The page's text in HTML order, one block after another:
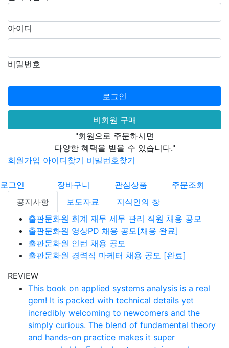
아이디
비밀번호
로그인
비회원 구매
"회원으로 주문하시면
다양한 혜택을 받을 수 있습니다."
회원가입 아이디찾기 비밀번호찾기
로그인 장바구니 관심상품
주문조회
공지사항
보도자료
지식인의 창
출판문화원 회계 재무 세무 관리 직원 채용 공모
출판문화원 영상PD 채용 공모[채용 완료]
출판문화원 인턴 채용 공모
출판문화원 경력직 마케터 채용 공모 [완료]
REVIEW
This book on applied systems analysis is a real
gem! It is packed with technical details yet
incredibly welcoming to newcomers and the
simply curious. The blend of fundamental theory
and hands-on practice makes it super